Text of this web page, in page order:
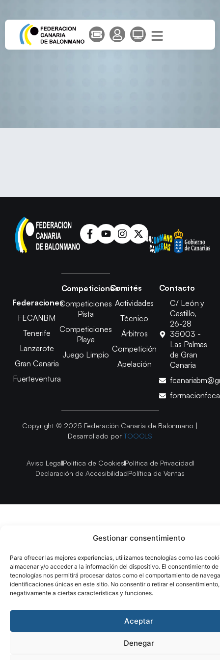
Gestionar consentimiento
Para ofrecer las mejores experiencias, utilizamos tecnologías como las
almacenar y/o acceder a la información del dispositivo. El consentimiento de
tecnologías nos permitirá procesar datos como el comportamiento de
identificaciones únicas en este sitio. No consentir o retirar el
negativamente a ciertas características y funciones.
Aceptar
Denegar
Federaciones
FECANBM
Tenerife
Lanzarote
Gran Canaria
Fuerteventura
Competiciones
Competiciones
Pista
Competiciones
Playa
Juego Limpio
Comités
Actividades
Técnico
Árbitros
Competición
Apelación
Contacto
C/ León y
Castillo,
26-28
35003 -
Las Palmas
de Gran
Canaria
Copyright © 2025 Federación Canaria de Balonmano |
Desarrollado por TOOOLS
Aviso LegalPolítica de CookiesPolítica de Privacidad
Declaración de AccesibilidadPolítica de Ventas